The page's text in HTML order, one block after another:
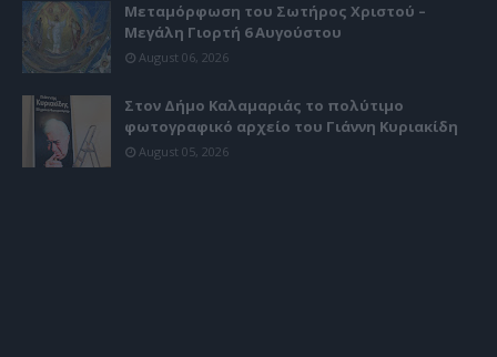
Μεταμόρφωση του Σωτήρος Χριστού –
Μεγάλη Γιορτή 6 Αυγούστου
August 06, 2026
Στον Δήμο Καλαμαριάς το πολύτιμο
φωτογραφικό αρχείο του Γιάννη Κυριακίδη
August 05, 2026